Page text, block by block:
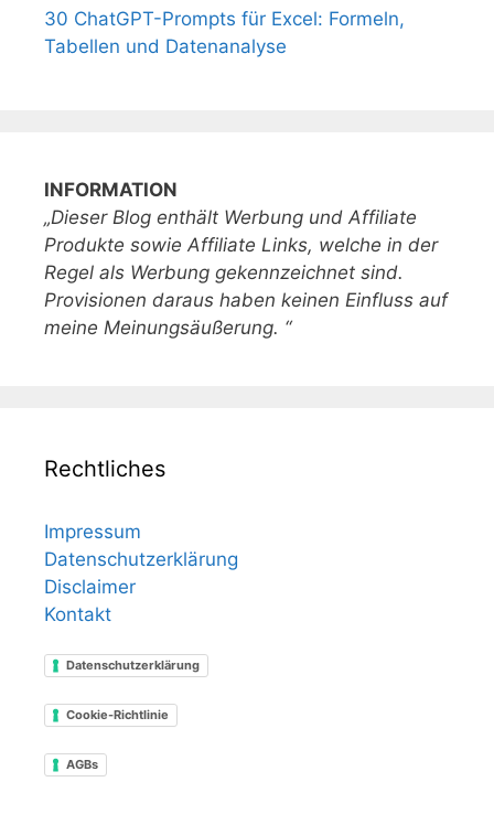
30 ChatGPT-Prompts für Excel: Formeln,
Tabellen und Datenanalyse
INFORMATION
„Dieser Blog enthält Werbung und Affiliate
Produkte sowie Affiliate Links, welche in der
Regel als Werbung gekennzeichnet sind.
Provisionen daraus haben keinen Einfluss auf
meine Meinungsäußerung. “
Rechtliches
Impressum
Datenschutzerklärung
Disclaimer
Kontakt
Datenschutzerklärung
Cookie-Richtlinie
AGBs